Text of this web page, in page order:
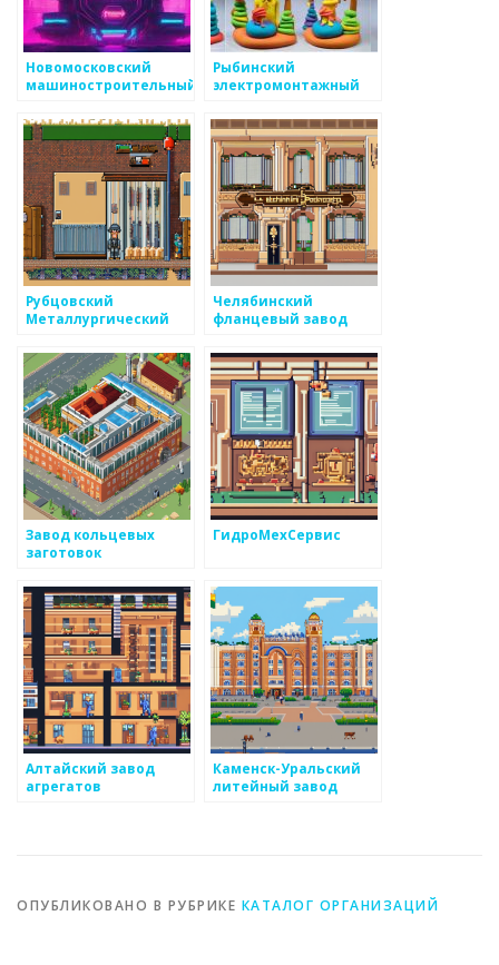
Новомосковский
машиностроительный
Рыбинский
электромонтажный
Рубцовский
Металлургический
Челябинский
фланцевый завод
Завод кольцевых
заготовок
ГидроМехСервис
Алтайский завод
агрегатов
Каменск-Уральский
литейный завод
ОПУБЛИКОВАНО В РУБРИКЕ КАТАЛОГ ОРГАНИЗАЦИЙ